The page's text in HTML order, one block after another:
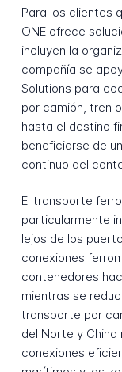
Para los clientes
ONE ofrece
incluyen la
compañía se
Solutions para
por camión, tren
hasta el destino
beneficiarse de
continuo del
El transporte
particularmente
lejos de los
conexiones
contenedores
mientras se
transporte por
del Norte y
conexiones